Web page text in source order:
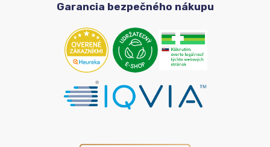
Garancia bezpečného nákupu